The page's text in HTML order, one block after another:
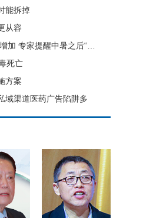
能拆掉
从容
死亡
方案
域渠道医药广告陷阱多